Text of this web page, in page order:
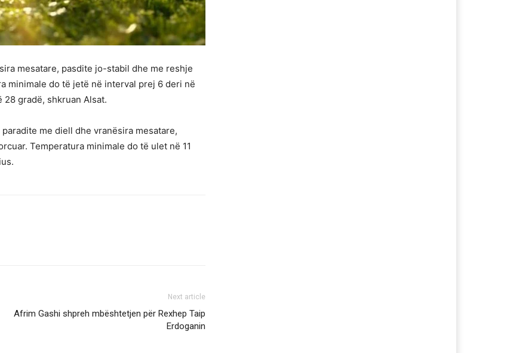
mesatare, pasdite jo-stabil dhe me reshje
minimale do të jetë në interval prej 6 deri në
28 gradë, shkruan Alsat.
me diell dhe vranësira mesatare,
Temperatura minimale do të ulet në 11
Next article
Afrim Gashi shpreh mbështetjen për Rexhep Taip
Erdoganin